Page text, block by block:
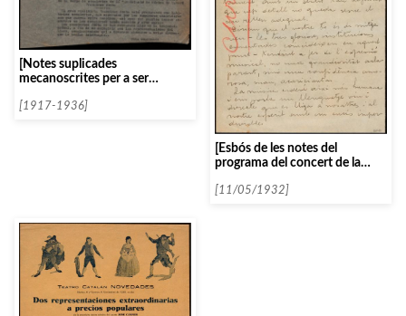
[Notes suplicades
mecanoscrites per a ser
[1917-1936]
[Esbós de les notes del
programa del concert de la
[11/05/1932]